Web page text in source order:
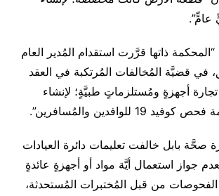
“المحكمة ذاتها قرَّرت استقدام المُدير العام
في قضيَّة المُخالفات المُرتكبة في العقد
أجهزةٍ ومُستلزماتٍ طبيَّةٍ؛ لإنشاء
للوافدين والمُسافرين”.
صحَّة بابل خالفت تعليمات دائرة العيادات
جواز استعمال أيَّة مواد أو أجهزةٍ عائدةٍ
الفحوصات من قبل المُختبرات المُستحدثة،